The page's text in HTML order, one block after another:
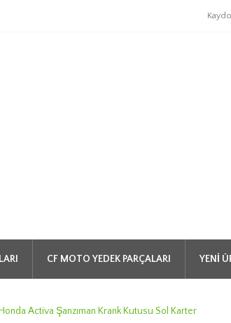
Kaydol
CF MOTO YEDEK PARÇALARI YENI
Honda Activa Şanzıman Krank Kutusu Sol Karter